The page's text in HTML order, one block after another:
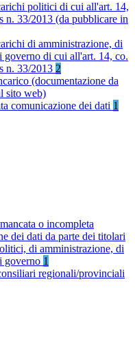
politici di cui all'art. 14,
n. 33/2013 (da pubblicare in
di amministrazione, di
governo di cui all'art. 14, co.
n. 33/2013 2
(documentazione da
sito web)
comunicazione dei dati 1
o incompleta
dei dati da parte dei titolari
di amministrazione, di
governo 1
regionali/provinciali